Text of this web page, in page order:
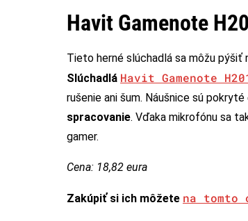
Havit Gamenote
Tieto herné slúchadlá sa môžu pýšiť
Slúchadlá Havit Gamenote
rušenie ani šum. Náušnice sú
spracovanie. Vďaka mikrofónu sa
gamer.
Cena: 18,82 eura
Zakúpiť si ich môžete na tomto